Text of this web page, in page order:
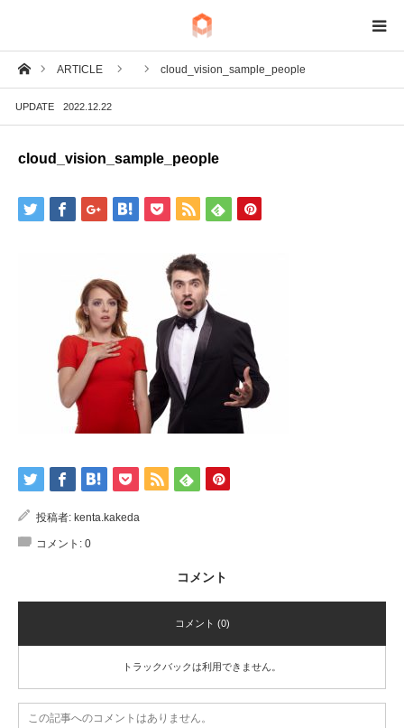
ホームARTICLE cloud_vision_sample_people
UPDATE 2022.12.22
cloud_vision_sample_people
投稿者: kenta.kakeda
コメント: 0
コメント
コメント (0)
トラックバックは利用できません。
この記事へのコメントはありません。
BIM
IoT